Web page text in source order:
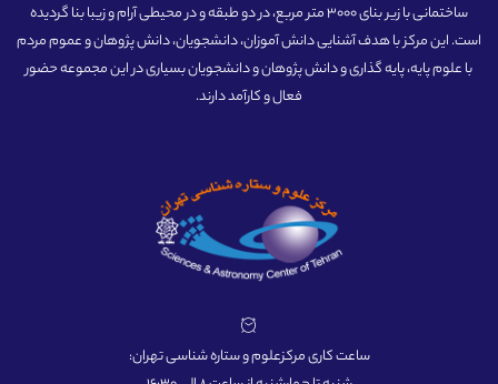
ساختمانی با زیر بنای 3000 متر مربع، در دو طبقه و در محیطی آرام و زیبا بنا گردیده
است. این مرکز با هدف آشنایی دانش آموزان، دانشجویان، دانش پژوهان و عموم مردم
با علوم پایه، پایه گذاری و دانش پژوهان و دانشجویان بسیاری در این مجموعه حضور
فعال و کارآمد دارند.
ساعت کاری مرکزعلوم و ستاره شناسی تهران: